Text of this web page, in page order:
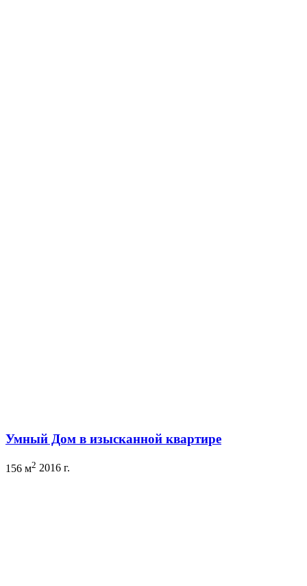
Умный Дом в изысканной квартире
156 м2 2016 г.